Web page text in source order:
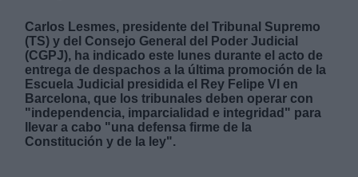
Carlos Lesmes, presidente del Tribunal Supremo
(TS) y del Consejo General del Poder Judicial
(CGPJ), ha indicado este lunes durante el acto de
entrega de despachos a la última promoción de la
Escuela Judicial presidida el Rey Felipe VI en
Barcelona, que los tribunales deben operar con
"independencia, imparcialidad e integridad" para
llevar a cabo "una defensa firme de la
Constitución y de la ley".
Derechos: